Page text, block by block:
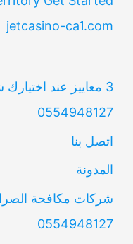
jetcasino-ca1.com
3 معاييز عند
0554948127
اتصل بنا
المدونة
شركات مكافحة
0554948127